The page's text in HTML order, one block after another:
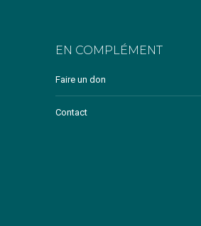
EN COMPLÉMENT
Faire un don
Contact